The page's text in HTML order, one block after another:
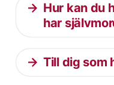
Hur kan du
har
Till dig som